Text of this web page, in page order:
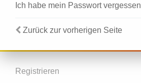
Ich habe mein Passwort vergessen
Zurück zur vorherigen Seite
Registrieren